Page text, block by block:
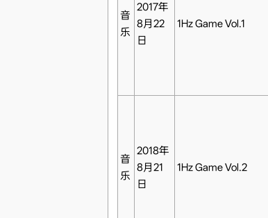
音
乐
2017年
8月22
日
1Hz Game Vol.1
音
乐
2018年
8月21
日
1Hz Game Vol.2